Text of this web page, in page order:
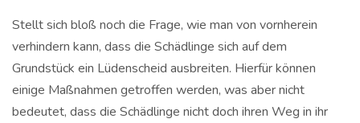
Stellt sich bloß noch die Frage, wie man von vornherein
verhindern kann, dass die Schädlinge sich auf dem
Grundstück ein Lüdenscheid ausbreiten. Hierfür können
einige Maßnahmen getroffen werden, was aber nicht
bedeutet, dass die Schädlinge nicht doch ihren Weg in ihr